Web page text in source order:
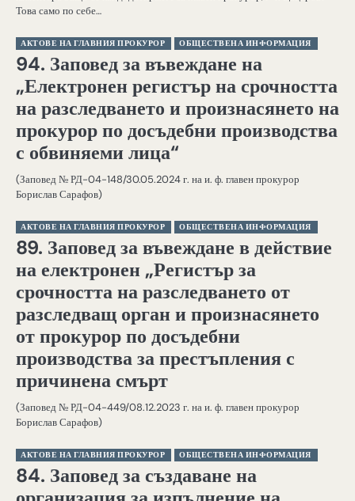
Това само по себе…
АКТОВЕ НА ГЛАВНИЯ ПРОКУРОР ОБЩЕСТВЕНА ИНФОРМАЦИЯ
94. Заповед за въвеждане на
„Електронен регистър на срочността
на разследването и произнасянето на
прокурор по досъдебни производства
с обвиняеми лица“
(Заповед № РД-04-148/30.05.2024 г. на и. ф. главен прокурор
Борислав Сарафов)
АКТОВЕ НА ГЛАВНИЯ ПРОКУРОР ОБЩЕСТВЕНА ИНФОРМАЦИЯ
89. Заповед за въвеждане в действие
на електронен „Регистър за
срочността на разследването от
разследващ орган и произнасянето
от прокурор по досъдебни
производства за престъпления с
причинена смърт
(Заповед № РД-04-449/08.12.2023 г. на и. ф. главен прокурор
Борислав Сарафов)
АКТОВЕ НА ГЛАВНИЯ ПРОКУРОР ОБЩЕСТВЕНА ИНФОРМАЦИЯ
84. Заповед за създаване на